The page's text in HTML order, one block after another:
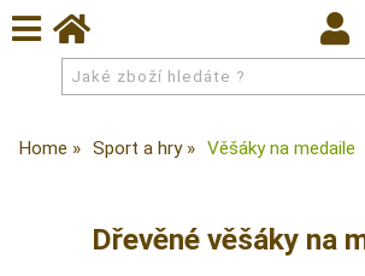
Home Sport a hry Věšáky na medaile
Dřevěné věšáky na